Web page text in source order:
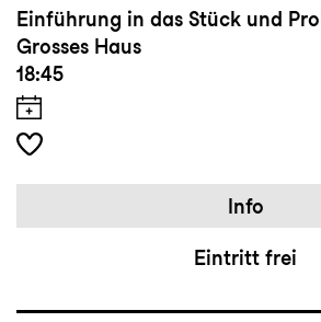
Einführung in das Stück und
Grosses Haus
18:45
Info
Eintritt frei